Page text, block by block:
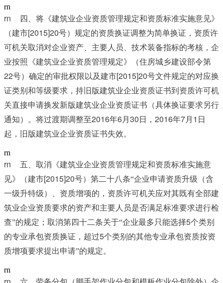
rn
四、将《建筑业企业资质管理规定和资质标准实施意见》
（建市[2015]20号）规定的资质换证调整为简单换证，资质许
可机关取消对企业资产、主要人员、技术装备指标的考核，企
业按照《建筑业企业资质管理规定》（住房城乡建设部令第
22号）确定的审批权限以及建市[2015]20号文件规定的对应换
证类别和等级要求，持旧版建筑业企业资质证书到资质许可机
关直接申请换发新版建筑业企业资质证书（具体换证要求另行
通知）。将过渡期调整至2016年6月 30 日， 2016年7月 1 日
起，旧版建筑业企业资质证书失效。
rn
五、取消《建筑业企业资质管理规定和资质标准实施意
见》（建市[2015]20号）第二十八条“企业申请资质升级（含
一级升特级）、资质增项的，资质许可机关应对其既有全部建
筑业企业资质要求的资产和主要人员是否满足标准要求进行检
查”的规定；取消第四十二条关于“企业最多只能选择5个类别
的专业承包资质换证，超过5个类别的其他专业承包资质按资
质增项要求提出申请”的规定。
rn